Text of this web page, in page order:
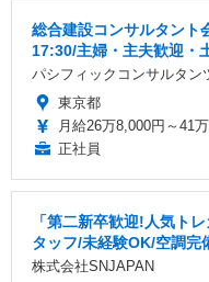
総合建設コンサルタント
17:30/主婦・主夫歓迎・
パシフィックコンサルタン
東京都
月給26万8,000円～41
正社員
「第二新卒歓迎!人気ト
タッフ/未経験OK/空調完
株式会社SNJAPAN